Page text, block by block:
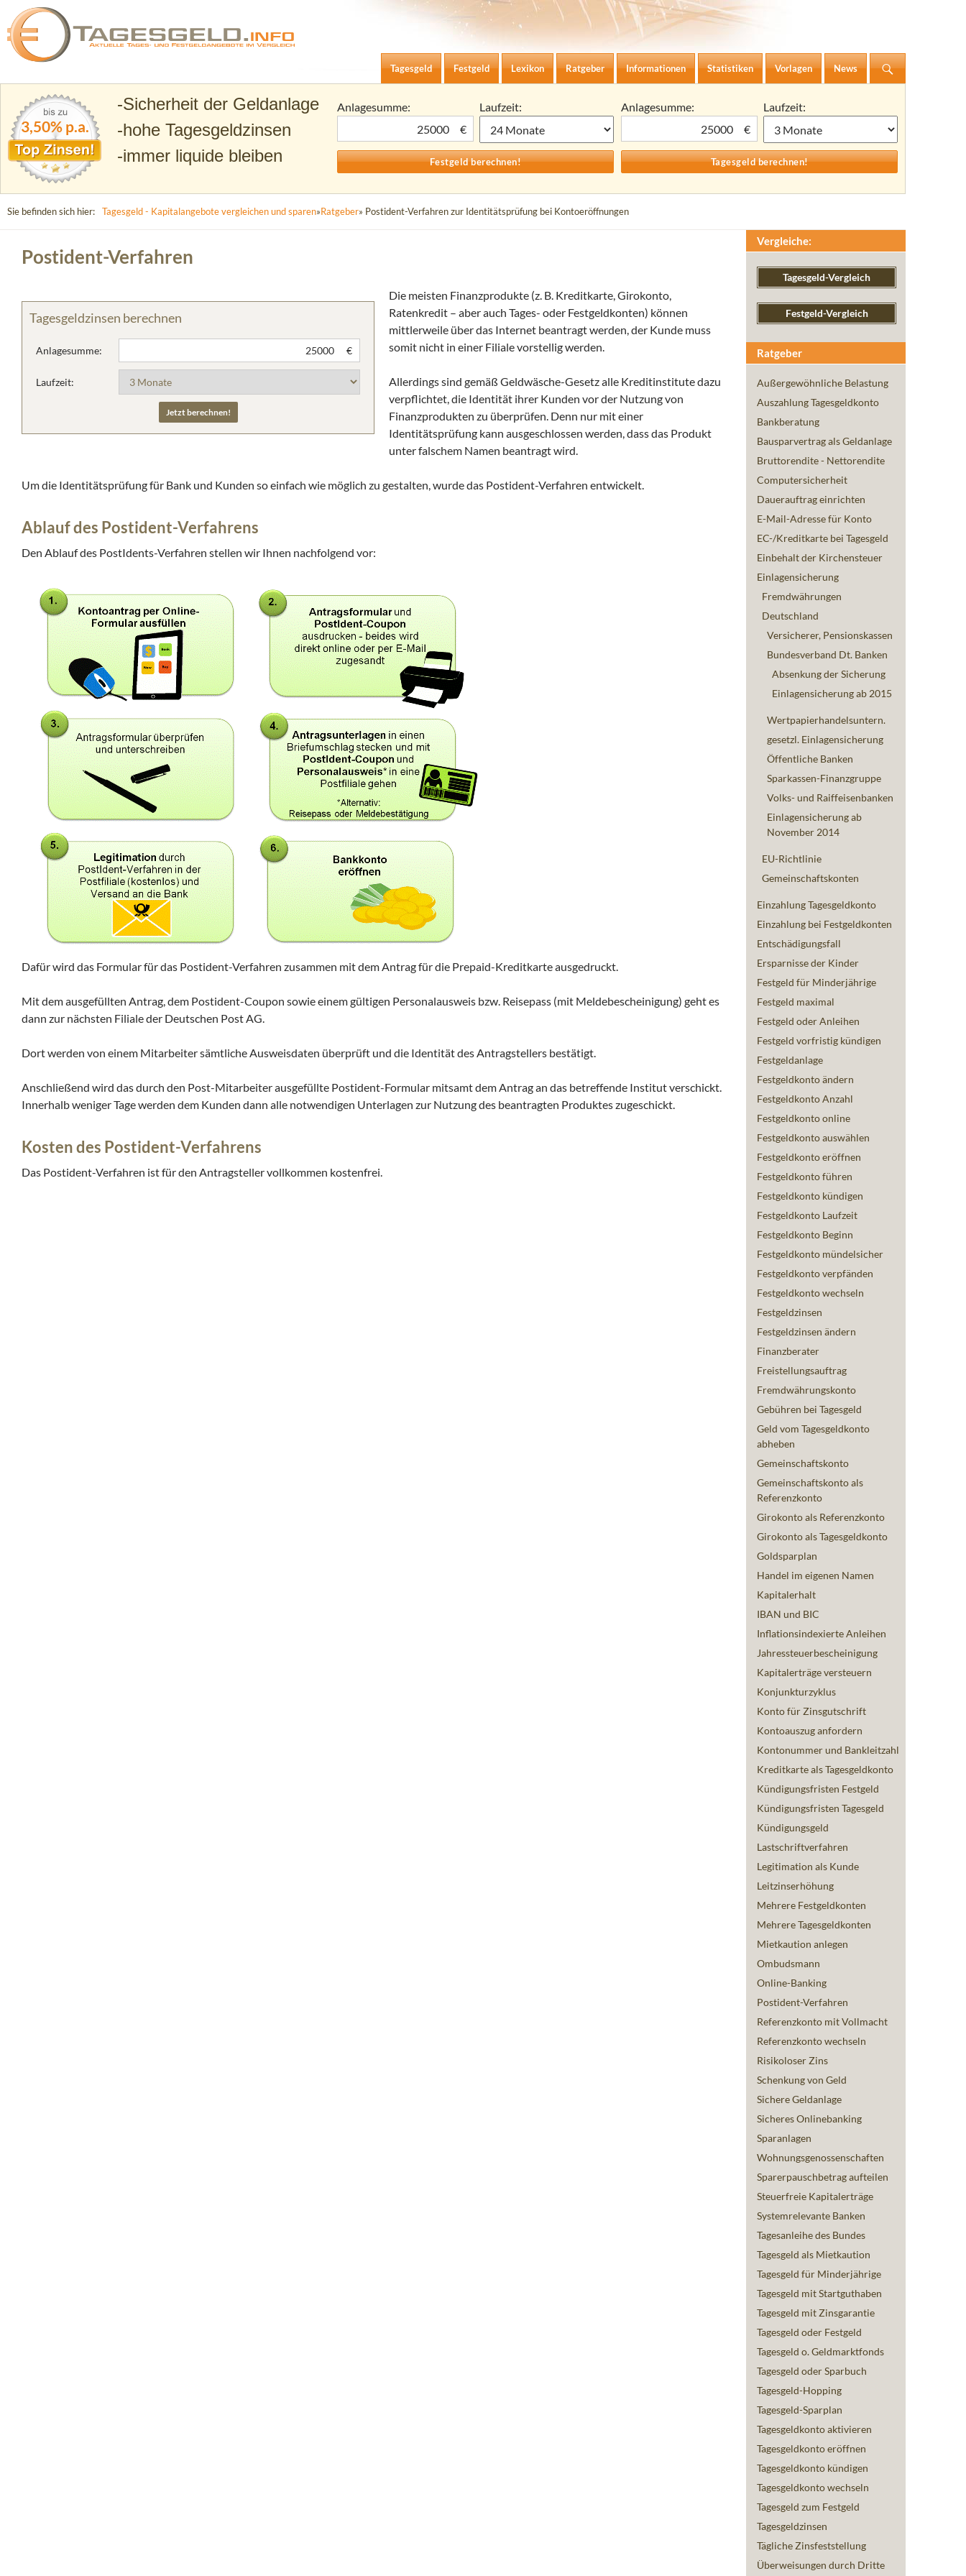
Tagesgeld.info – Tagesgeldkonten vergleichen und Tagesgeld-Zinsen berechnen
Zum Inhalt springen
Tagesgeld
Festgeld Lexikon Ratgeber Informationen Statistiken Vorlagen News
3,50% p.a.
Sicherheit der Geldanlage
hohe Tagesgeldzinsen
immer liquide bleiben
Anlagesumme:
€
Laufzeit:
Anlagesumme:
€
Laufzeit:
Sie befinden sich hier: Tagesgeld - Kapitalangebote vergleichen und sparen»Ratgeber» Postident-Verfahren zur Identitätsprüfung bei Kontoeröffnungen
Postident-Verfahren
Tagesgeldzinsen berechnen
Anlagesumme: €
Laufzeit:
Die meisten Finanzprodukte (z. B. Kreditkarte, Girokonto,
Ratenkredit – aber auch Tages- oder Festgeldkonten) können
mittlerweile über das Internet beantragt werden, der Kunde muss
somit nicht in einer Filiale vorstellig werden.
Allerdings sind gemäß Geldwäsche-Gesetz alle Kreditinstitute dazu
verpflichtet, die Identität ihrer Kunden vor der Nutzung von
Finanzprodukten zu überprüfen. Denn nur mit einer
Identitätsprüfung kann ausgeschlossen werden, dass das Produkt
unter falschem Namen beantragt wird.
Um die Identitätsprüfung für Bank und Kunden so einfach wie möglich zu gestalten, wurde das Postident-Verfahren entwickelt.
Ablauf des Postident-Verfahrens
Den Ablauf des PostIdents-Verfahren stellen wir Ihnen nachfolgend vor:
Dafür wird das Formular für das Postident-Verfahren zusammen mit dem Antrag für die Prepaid-Kreditkarte ausgedruckt.
Mit dem ausgefüllten Antrag, dem Postident-Coupon sowie einem gültigen Personalausweis bzw. Reisepass (mit Meldebescheinigung) geht es
dann zur nächsten Filiale der Deutschen Post AG.
Dort werden von einem Mitarbeiter sämtliche Ausweisdaten überprüft und die Identität des Antragstellers bestätigt.
Anschließend wird das durch den Post-Mitarbeiter ausgefüllte Postident-Formular mitsamt dem Antrag an das betreffende Institut verschickt.
Innerhalb weniger Tage werden dem Kunden dann alle notwendigen Unterlagen zur Nutzung des beantragten Produktes zugeschickt.
Kosten des Postident-Verfahrens
Das Postident-Verfahren ist für den Antragsteller vollkommen kostenfrei.
Vergleiche:
Tagesgeld-Vergleich
Festgeld-Vergleich
Ratgeber
Außergewöhnliche Belastung
Auszahlung Tagesgeldkonto
Bankberatung
Bausparvertrag als Geldanlage
Bruttorendite - Nettorendite
Computersicherheit
Dauerauftrag einrichten
E-Mail-Adresse für Konto
EC-/Kreditkarte bei Tagesgeld
Einbehalt der Kirchensteuer
Einlagensicherung
Fremdwährungen
Deutschland
Versicherer, Pensionskassen
Bundesverband Dt. Banken
Absenkung der Sicherung
Einlagensicherung ab 2015
Wertpapierhandelsuntern.
gesetzl. Einlagensicherung
Öffentliche Banken
Sparkassen-Finanzgruppe
Volks- und Raiffeisenbanken
Einlagensicherung ab
November 2014
EU-Richtlinie
Gemeinschaftskonten
Einzahlung Tagesgeldkonto
Einzahlung bei Festgeldkonten
Entschädigungsfall
Ersparnisse der Kinder
Festgeld für Minderjährige
Festgeld maximal
Festgeld oder Anleihen
Festgeld vorfristig kündigen
Festgeldanlage
Festgeldkonto ändern
Festgeldkonto Anzahl
Festgeldkonto online
Festgeldkonto auswählen
Festgeldkonto eröffnen
Festgeldkonto führen
Festgeldkonto kündigen
Festgeldkonto Laufzeit
Festgeldkonto Beginn
Festgeldkonto mündelsicher
Festgeldkonto verpfänden
Festgeldkonto wechseln
Festgeldzinsen
Festgeldzinsen ändern
Finanzberater
Freistellungsauftrag
Fremdwährungskonto
Gebühren bei Tagesgeld
Geld vom Tagesgeldkonto
abheben
Gemeinschaftskonto
Gemeinschaftskonto als
Referenzkonto
Girokonto als Referenzkonto
Girokonto als Tagesgeldkonto
Goldsparplan
Handel im eigenen Namen
Kapitalerhalt
IBAN und BIC
Inflationsindexierte Anleihen
Jahressteuerbescheinigung
Kapitalerträge versteuern
Konjunkturzyklus
Konto für Zinsgutschrift
Kontoauszug anfordern
Kontonummer und Bankleitzahl
Kreditkarte als Tagesgeldkonto
Kündigungsfristen Festgeld
Kündigungsfristen Tagesgeld
Kündigungsgeld
Lastschriftverfahren
Legitimation als Kunde
Leitzinserhöhung
Mehrere Festgeldkonten
Mehrere Tagesgeldkonten
Mietkaution anlegen
Ombudsmann
Online-Banking
Postident-Verfahren
Referenzkonto mit Vollmacht
Referenzkonto wechseln
Risikoloser Zins
Schenkung von Geld
Sichere Geldanlage
Sicheres Onlinebanking
Sparanlagen
Wohnungsgenossenschaften
Sparerpauschbetrag aufteilen
Steuerfreie Kapitalerträge
Systemrelevante Banken
Tagesanleihe des Bundes
Tagesgeld als Mietkaution
Tagesgeld für Minderjährige
Tagesgeld mit Startguthaben
Tagesgeld mit Zinsgarantie
Tagesgeld oder Festgeld
Tagesgeld o. Geldmarktfonds
Tagesgeld oder Sparbuch
Tagesgeld-Hopping
Tagesgeld-Sparplan
Tagesgeldkonto aktivieren
Tagesgeldkonto eröffnen
Tagesgeldkonto kündigen
Tagesgeldkonto wechseln
Tagesgeld zum Festgeld
Tagesgeldzinsen
Tägliche Zinsfeststellung
Überweisungen durch Dritte